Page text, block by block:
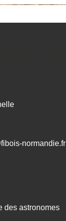
normandie.fr
des astronomes